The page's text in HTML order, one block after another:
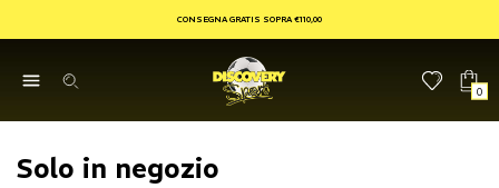
CONSEGNA GRATIS SOPRA €110,00
0
Solo in negozio